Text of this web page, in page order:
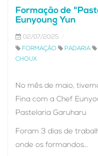
Formação de
Eunyoung Yun
02/07/2025
FORMAÇÃO
PADARIA
CHOUX
No mês de maio,
Fina com a Chef
Pastelaria Garuharu
Foram 3 dias de
onde os formandos…